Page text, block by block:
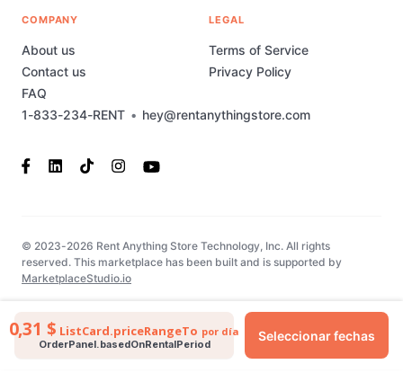
0,31 $ ListCard.priceRangeTo por día
OrderPanel.basedOnRentalPeriod
Seleccionar fechas
1-833-234-RENT • hey@rentanythingstore.com
COMPANY
About us
Contact us
FAQ
LEGAL
Terms of Service
Privacy Policy
© 2023-2026 Rent Anything Store Technology, Inc. All rights
reserved. This marketplace has been built and is supported by
MarketplaceStudio.io